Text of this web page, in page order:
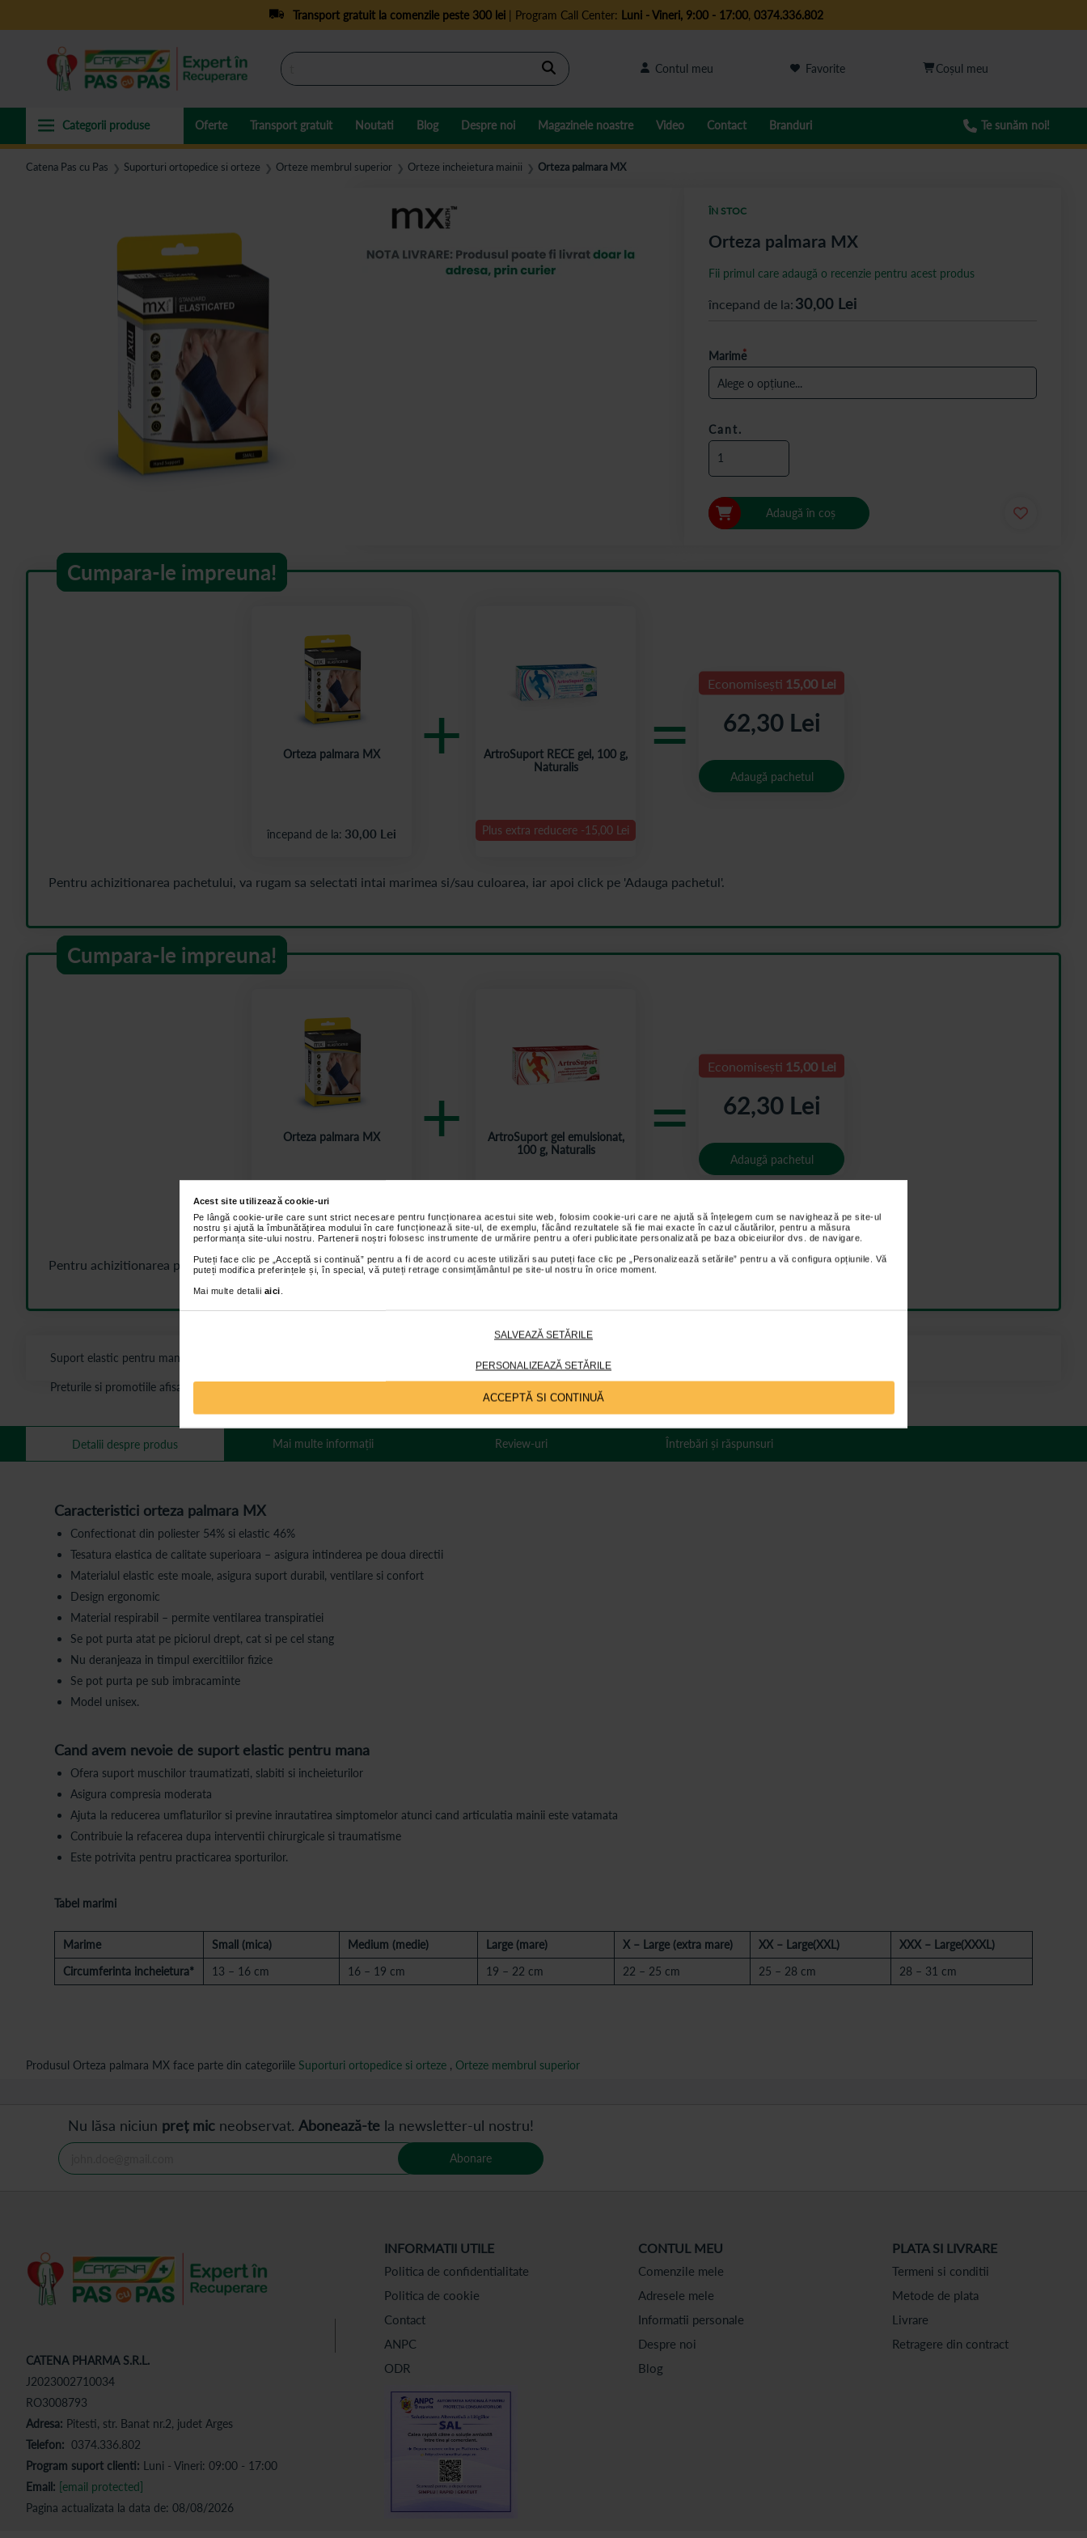
Acest site utilizează cookie-uri
Pe lângă cookie-urile care sunt strict necesare pentru funcționarea acestui site web, folosim cookie-uri care ne ajută să înțelegem cum se navighează pe site-ul
nostru și ajută la îmbunătățirea modului în care funcționează site-ul, de exemplu, făcând rezultatele să fie mai exacte în cazul căutărilor, pentru a măsura
performanța site-ului nostru. Partenerii noștri folosesc instrumente de urmărire pentru a oferi publicitate personalizată pe baza obiceiurilor dvs. de navigare.
Puteți face clic pe „Acceptă si continuă” pentru a fi de acord cu aceste utilizări sau puteți face clic pe „Personalizează setările” pentru a vă configura opțiunile. Vă
puteți modifica preferințele și, în special, vă puteți retrage consimțământul pe site-ul nostru în orice moment.
Mai multe detalii aici
SALVEAZĂ SETĂRILE
PERSONALIZEAZĂ SETĂRILE
ACCEPTĂ SI CONTINUĂ
Transport gratuit la comenzile peste 300 lei| Program Call Center: Luni - Vineri, 9:00 - 17:00, 0374.336.802
Cautare Contul meu Favorite
Oferte Transport gratuit Noutati Blog Despre noi Magazinele noastre Video Contact Branduri Te sunăm noi!
Catena Pas cu Pas ❯ Suporturi ortopedice si orteze ❯ Orteze membrul superior ❯ Orteze incheietura mainii ❯ Orteza palmara MX
Suport elastic pentru mana, sustine articulatia traumatizata, slabita. Compresie moderata, contribuie la reducerea umflaturilor.
Orteza palmara MX
ÎN STOC
Fii primul care adaugă o recenzie pentru acest produs
începand de la 30,00Lei
Marime
Cant.
Adaugă în coș
Cumpara-le impreuna!
Orteza palmara MX
începand de la 30,00 Lei
+
Plus extra reducere -15,00 Lei
ArtroSuport RECE gel, 100 g,
Naturalis
47,30 Lei
=
Economisești 15,00 Lei
62,30 Lei
Adaugă pachetul
Cumpara-le impreuna!
Orteza palmara MX
începand de la 30,00Lei
+
Plus extra reducere -15,00 Lei
ArtroSuport gel emulsionat,
100 g, Naturalis
47,30 Lei
=
Economisești 15,00 Lei
62,30 Lei
Adaugă pachetul
Preturile si promotiile afisate pe site in dreptul fiecarui produs sunt valabile pentru comenzile efectuate online.
Detalii despre produs
Caracteristici orteza palmara MX
Confectionat din poliester 54% si elastic 46%
Tesatura elastica de calitate superioara – asigura intinderea pe doua directii
Materialul elastic este moale, asigura suport durabil, ventilare si confort
Design ergonomic
Material respirabil – permite ventilarea transpiratiei
Se pot purta atat pe piciorul drept, cat si pe cel stang
Nu deranjeaza in timpul exercitiilor fizice
Se pot purta pe sub imbracaminte
Model unisex.
Cand avem nevoie de suport elastic pentru mana
Ofera suport muschilor traumatizati, slabiti si incheieturilor
Asigura compresia moderata
Ajuta la reducerea umflaturilor si previne inrautatirea simptomelor atunci cand articulatia mainii este vatamata
Contribuie la refacerea dupa interventii chirurgicale si traumatisme
Este potrivita pentru practicarea sporturilor.
Tabel marimi
Marime Small (mica) Medium (medie) Large (mare) X – Large (extra mare) XX – Large(XXL)
XXX – Large(XXXL)
Circumferinta incheietura*
13 – 16 cm 16 – 19 cm 19 – 22 cm 22 – 25 cm 25 – 28 cm 28 – 31 cm
Mai multe informații Review-uri Întrebări și răspunsuri
Produsul Orteza palmara MX face parte din categoriile Suporturi ortopedice si orteze , Orteze membrul superior
Nu lăsa niciun preț mic neobservat. Abonează-te la newsletter-ul nostru!
Abonare
CATENA PHARMA S.R.L.
J2023002710034
RO3008793
Adresa: Pitesti, str. Banat nr.2, judet Arges
Telefon: 0374.336.802
Program suport clienti: Luni - Vineri: 09:00 - 17:00
Email: [email protected]
Pagina actualizata la data de: 08/08/2026
INFORMATII UTILE
Politica de confidentialitate
Politica de cookie
Contact
ANPC
ODR
CONTUL MEU
Comenzile mele
Adresele mele
Informatii personale
Despre noi
Blog
PLATA SI LIVRARE
Termeni si conditii
Metode de plata
Livrare
Retragere din contract